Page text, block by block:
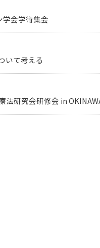
学会学術集会
いて考える
法研究会研修会 in